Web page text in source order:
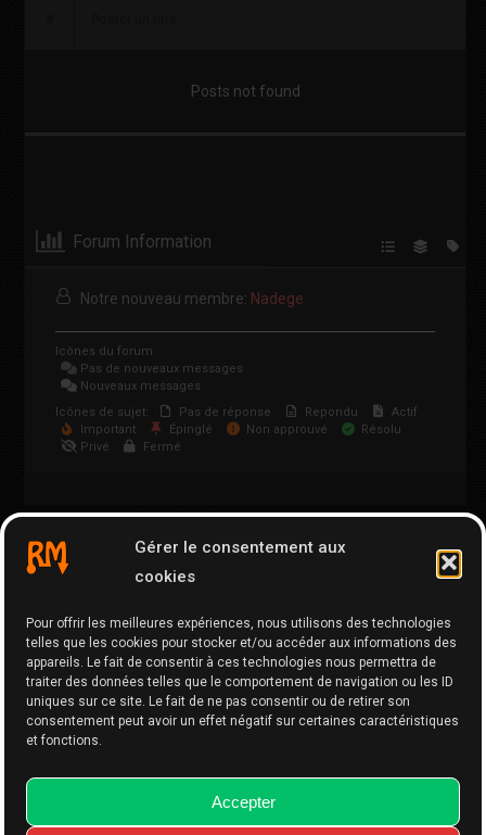
Gérer le consentement aux
cookies
Pour offrir les meilleures expériences, nous utilisons des technologies
telles que les cookies pour stocker et/ou accéder aux informations des
appareils. Le fait de consentir à ces technologies nous permettra de
traiter des données telles que le comportement de navigation ou les ID
uniques sur ce site. Le fait de ne pas consentir ou de retirer son
consentement peut avoir un effet négatif sur certaines caractéristiques
et fonctions.
Accepter
Posts not found
Forum Information
Notre nouveau membre: Nadege
Icônes du forum:
Pas de nouveaux messages
Nouveaux messages
Icônes de sujet:
Pas de réponse Repondu
Actif
Important
Épinglé Non approuvé
Résolu
Privé
Fermé
PICS2 FILES2